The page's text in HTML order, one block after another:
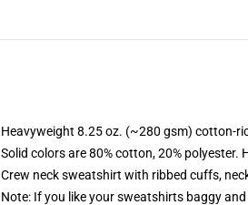
Heavyweight 8.25 oz. (~280 gsm) cotton-
Solid colors are 80% cotton, 20% polyester.
Crew neck sweatshirt with ribbed cuffs,
Note: If you like your sweatshirts baggy